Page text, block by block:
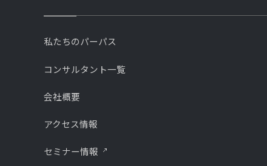
私たちのパーパス
コンサルタント一覧
会社概要
アクセス情報
セミナー情報